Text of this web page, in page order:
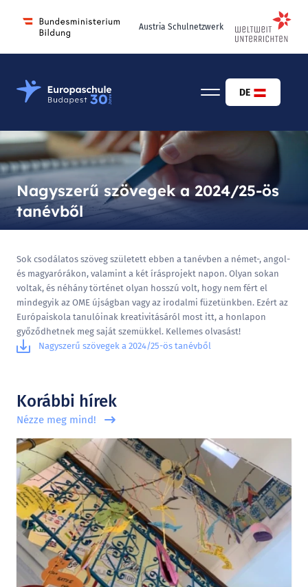
Austria Schulnetzwerk
Osztrák-Magyar Európaiskola Budapest DE
Nagyszerű szövegek a 2024/25-ös
tanévből
Sok csodálatos szöveg született ebben a tanévben a német-, angol-
és magyarórákon, valamint a két írásprojekt napon. Olyan sokan
voltak, és néhány történet olyan hosszú volt, hogy nem fért el
mindegyik az OME újságban vagy az irodalmi füzetünkben. Ezért az
Európaiskola tanulóinak kreativitásáról most itt, a honlapon
győződhetnek meg saját szemükkel. Kellemes olvasást!
Nagyszerű szövegek a 2024/25-ös tanévből
Korábbi hírek
Nézze meg mind!